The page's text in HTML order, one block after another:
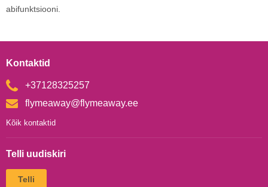
abifunktsiooni.
Kontaktid
+37128325257
flymeaway@flymeaway.ee
Kõik kontaktid
Telli uudiskiri